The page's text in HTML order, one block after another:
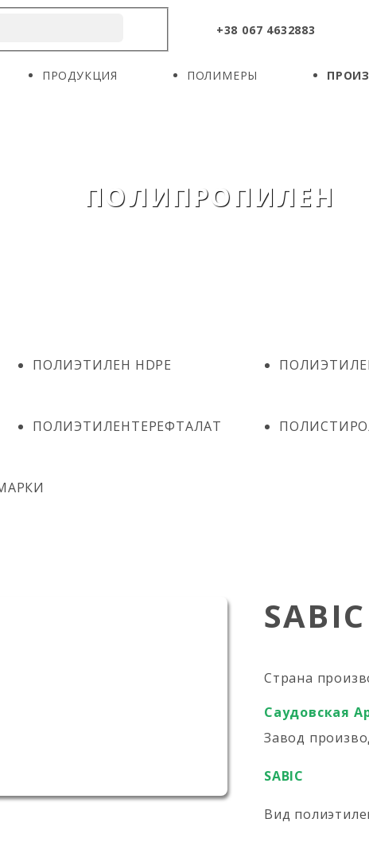
+38 067 4632883
ПРОДУКЦИЯ ПОЛИМЕРЫ
ПОЛИПРОПИЛЕН
ПОЛИЭТИЛЕН HDPE
ПОЛИЭТИЛЕНТЕРЕФТАЛАТ
Страна
Саудовская
Завод
SABIC
Вид
О КОМПАНИИ
ПРОИЗВОДИТЕЛИ